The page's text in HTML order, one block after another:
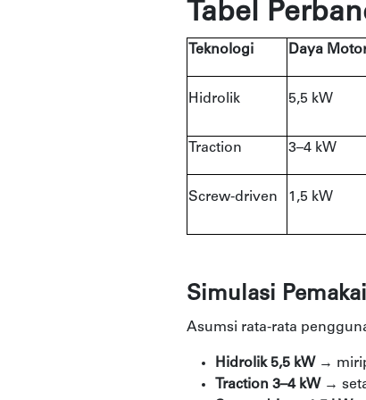
Tabel
Teknologi Daya
Hidrolik 5,5 kW
Traction 3–4 kW
Screw-driven 1,5 kW
Simulasi
Asumsi rata-rata
Hidrolik 5,5 kW →
Traction 3–4 kW →